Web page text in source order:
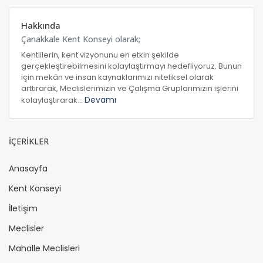
Hakkında
Çanakkale Kent Konseyi olarak;
Kentlilerin, kent vizyonunu en etkin şekilde
gerçekleştirebilmesini kolaylaştırmayı hedefliyoruz. Bunun
için mekân ve insan kaynaklarımızı niteliksel olarak
arttırarak, Meclislerimizin ve Çalışma Gruplarımızın işlerini
kolaylaştırarak... Devamı
İÇERİKLER
Anasayfa
Kent Konseyi
İletişim
Meclisler
Mahalle Meclisleri